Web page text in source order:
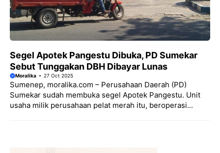
Segel Apotek Pangestu Dibuka, PD Sumekar
Sebut Tunggakan DBH Dibayar Lunas
Moralika 27 Oct 2025
Sumenep, moralika.com – Perusahaan Daerah (PD)
Sumekar sudah membuka segel Apotek Pangestu. Unit
usaha milik perusahaan pelat merah itu, beroperasi...